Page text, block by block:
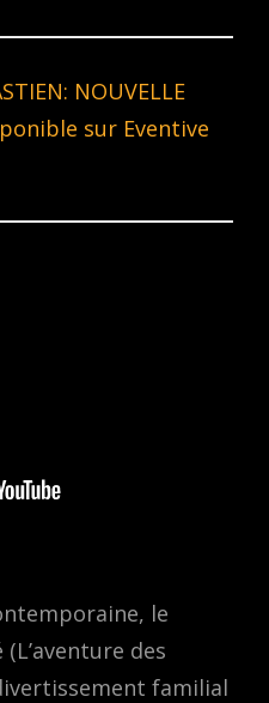
NOUVELLE
sur Eventive
le
des
familial